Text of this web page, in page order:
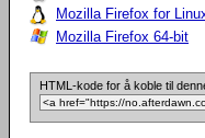
Mozilla Firefox for
Mozilla Firefox 64-bit
HTML-kode for å koble til